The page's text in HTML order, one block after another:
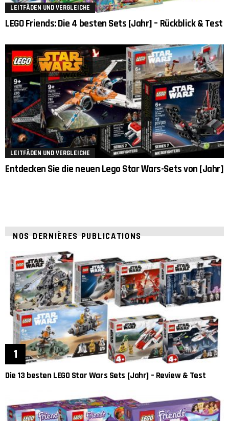
LEITFÄDEN UND VERGLEICHE
LEGO Friends: Die 4 besten Sets [Jahr] – Rückblick & Test
LEITFÄDEN UND VERGLEICHE
Entdecken Sie die neuen Lego Star Wars-Sets von [Jahr]
NOS DERNIÈRES PUBLICATIONS
Die 13 besten LEGO Star Wars Sets [Jahr] – Review & Test